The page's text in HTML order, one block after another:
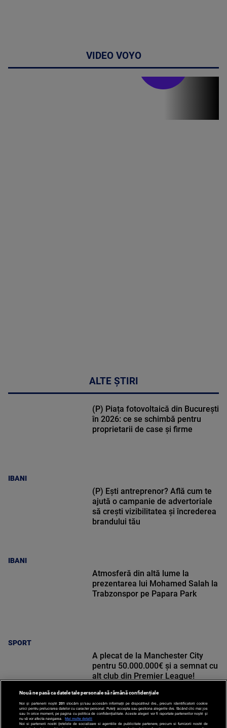
VIDEO VOYO
ALTE ȘTIRI
IBANI
(P) Piața fotovoltaică din București
în 2026: ce se schimbă pentru
proprietarii de case și firme
IBANI
(P) Ești antreprenor? Află cum te
ajută o campanie de advertoriale
să crești vizibilitatea și încrederea
brandului tău
SPORT
Atmosferă din altă lume la
prezentarea lui Mohamed Salah la
Trabzonspor pe Papara Park
SPORT
A plecat de la Manchester City
pentru 50.000.000€ și a semnat cu
alt club din Premier League!
Nouă ne pasă ca datele tale personale să rămână confidențiale
Noi și partenerii noștri 201 stocăm și/sau accesăm informații pe dispozitivul dvs., precum identificatorii cookie
unici pentru prelucrarea datelor cu caracter personal. Puteți accepta sau gestiona alegerile dvs. făcând clic mai jos
sau în orice moment, pe pagina cu politica de confidențialitate. Aceste alegeri vor fi raportate partenerilor noștri și
nu vă vor afecta navigarea.
Mai multe detalii
Noi si partenerii nostri (retelele de socializare si agentiile de publicitate partenere, precum si furnizorii nostri de